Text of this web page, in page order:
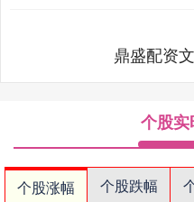
鼎盛配资
个股
个股涨幅 个股跌幅